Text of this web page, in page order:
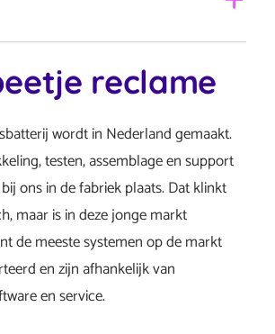
die ook niet.
grotere batterij vaak niet efficiënt
je een groot deel van het jaar met een
blijft. Alleen als je én veel
én een bovengemiddeld hoog
het zinvol zijn…volledig bericht
reclame
wordt in Nederland gemaakt.
testen, assemblage en support
ons in de fabriek plaats. Dat klinkt
maar is in deze jonge markt
de meeste systemen op de markt
en zijn afhankelijk van
en service.